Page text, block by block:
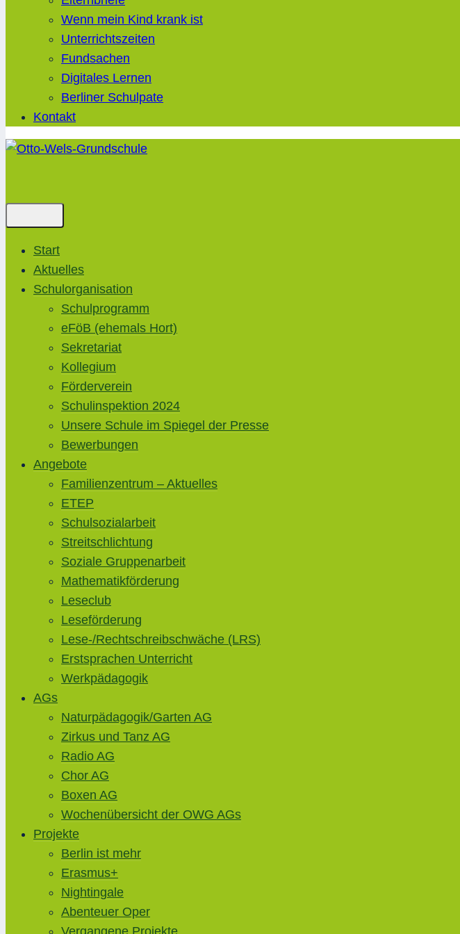
Wenn mein Kind krank ist
Unterrichtszeiten
Fundsachen
Digitales Lernen
Berliner Schulpate
Kontakt
Start
Aktuelles
Schulorganisation
Schulprogramm
eFöB (ehemals Hort)
Sekretariat
Kollegium
Förderverein
Schulinspektion 2024
Unsere Schule im Spiegel der Presse
Bewerbungen
Angebote
Familienzentrum – Aktuelles
ETEP
Schulsozialarbeit
Streitschlichtung
Soziale Gruppenarbeit
Mathematikförderung
Leseclub
Leseförderung
Lese-/Rechtschreibschwäche (LRS)
Erstsprachen Unterricht
Werkpädagogik
AGs
Naturpädagogik/Garten AG
Zirkus und Tanz AG
Radio AG
Chor AG
Boxen AG
Wochenübersicht der OWG AGs
Projekte
Berlin ist mehr
Erasmus+
Nightingale
Abenteuer Oper
Vergangene Projekte